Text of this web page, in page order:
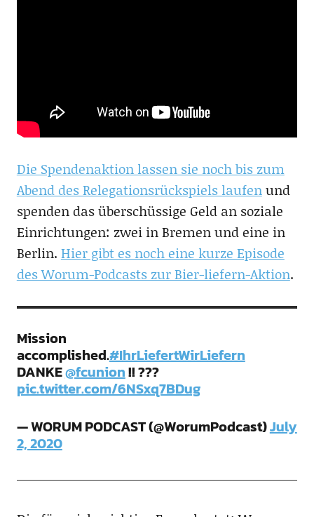
Die Spendenaktion lassen sie noch bis zum
Abend des Relegationsrückspiels laufenund
spenden das überschüssige Geld an soziale
Einrichtungen: zwei in Bremen und eine in
Berlin. Hier gibt es noch eine kurze Episode
des Worum-Podcasts zur Bier-liefern-Aktion.
Mission
accomplished.#IhrLiefertWirLiefern
DANKE@fcunion!! ???
pic.twitter.com/6NSxq7BDug
— WORUM PODCAST (@WorumPodcast)July
2, 2020